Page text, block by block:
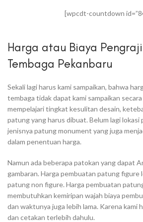
[wpcdt-countdown
Harga atau Biaya
Tembaga Pekanbaru
Sekali lagi harus kami sampaikan, bahwa
tembaga tidak dapat kami sampaikan
mempelajari tingkat kesulitan desain,
patung yang harus dibuat. Belum lagi lokasi
jenisnya patung monument yang juga
dalam penentuan harga.
Namun ada beberapa patokan yang dapat
gambaran. Harga pembuatan patung figure
patung non figure. Harga pembuatan
membutuhkan kemiripan wajah biaya
dan waktunya juga lebih lama. Karena kami
dan cetakan terlebih dahulu.